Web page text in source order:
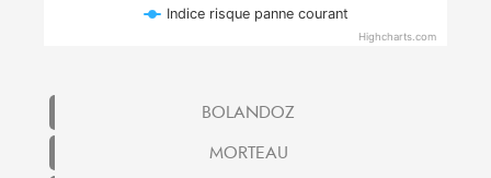
Indice risque panne courant
Highcharts.com
BOLANDOZ
MORTEAU